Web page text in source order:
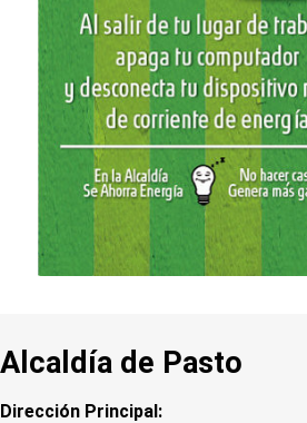
Alcaldía de Pasto
Dirección Principal: